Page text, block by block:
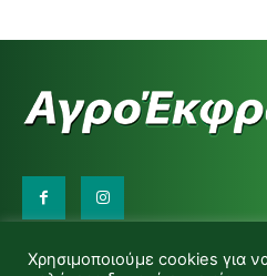
d.makas@yahoo.gr
Χρησιμοποιούμε cookies για